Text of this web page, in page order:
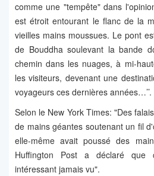
comme une "tempête" dans
est étroit entourant le flanc de la
vieilles mains moussues. Le pont
de Bouddha soulevant la bande
chemin dans les nuages, à mi-
les visiteurs, devenant une
voyageurs ces dernières années…’’.
Selon le New York Times: "Des
de mains géantes soutenant un fil
elle-même avait poussé des
Huffington Post a déclaré
intéressant jamais vu".